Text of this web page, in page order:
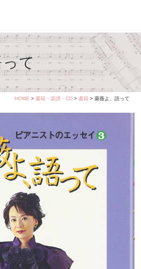
って
HOME > 書籍・楽譜・CD> 書籍> 薔薇よ、語って